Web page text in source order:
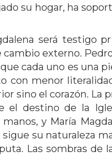
su hogar, ha
será testigo
externo.
cada uno es una
con menor
sino el corazón.
el destino de la
y María
su naturaleza
Las sombras de